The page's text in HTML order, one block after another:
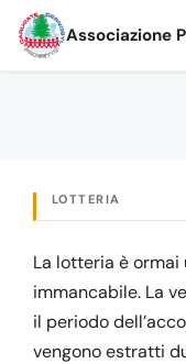
Associazione
LOTTERIA
La lotteria è
immancabile. La
il periodo
vengono estratti